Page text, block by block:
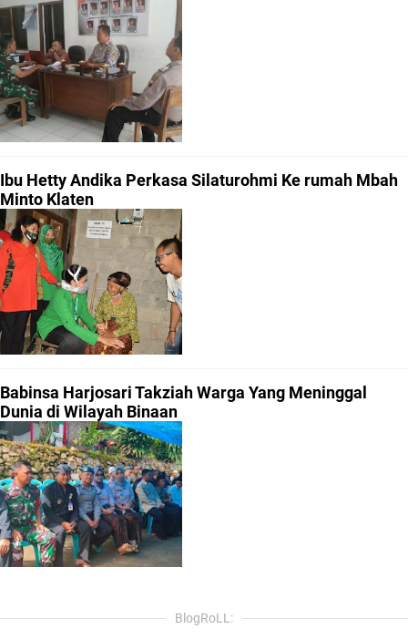
Ibu Hetty Andika Perkasa Silaturohmi Ke rumah Mbah
Minto Klaten
Babinsa Harjosari Takziah Warga Yang Meninggal
Dunia di Wilayah Binaan
BlogRoLL: